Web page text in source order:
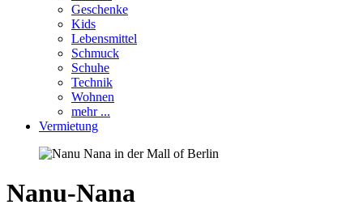
Geschenke
Kids
Lebensmittel
Schmuck
Schuhe
Technik
Wohnen
mehr ...
Vermietung
Nanu-Nana